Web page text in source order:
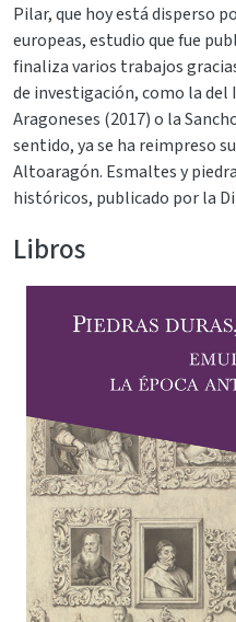
Pilar, que hoy está disperso
europeas, estudio que fue
finaliza varios trabajos
de investigación, como la
Aragoneses (2017) o la
sentido, ya se ha reimpreso
Altoaragón. Esmaltes y
históricos, publicado por la
Libros